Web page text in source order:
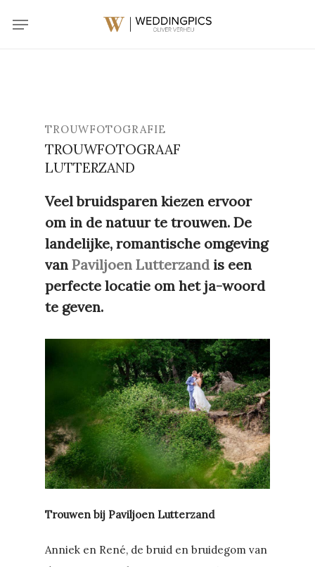
Menu
TROUWFOTOGRAFIE
TROUWFOTOGRAAF
LUTTERZAND
Veel bruidsparen kiezen ervoor
om in de natuur te trouwen. De
landelijke, romantische omgeving
vanPaviljoen Lutterzandis een
perfecte locatie om het ja-woord
te geven.
Trouwen bij Paviljoen Lutterzand
Anniek en René, de bruid en bruidegom van